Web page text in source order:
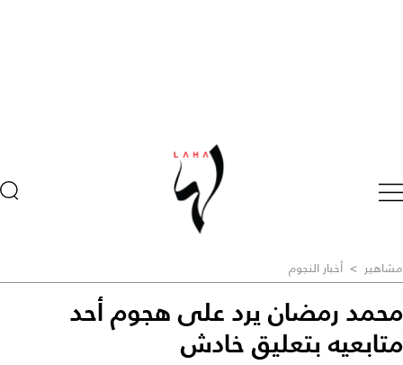
مشاهير > أخبار النجوم
محمد رمضان يرد على هجوم أحد
متابعيه بتعليق خادش